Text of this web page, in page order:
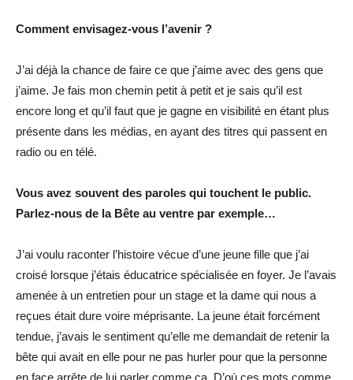
Comment envisagez-vous l’avenir ?
J’ai déjà la chance de faire ce que j’aime avec des gens que
j’aime. Je fais mon chemin petit à petit et je sais qu’il est
encore long et qu’il faut que je gagne en visibilité en étant plus
présente dans les médias, en ayant des titres qui passent en
radio ou en télé.
Vous avez souvent des paroles qui touchent le public.
Parlez-nous de la Bête au ventre par exemple…
J’ai voulu raconter l’histoire vécue d’une jeune fille que j’ai
croisé lorsque j’étais éducatrice spécialisée en foyer. Je l’avais
amenée à un entretien pour un stage et la dame qui nous a
reçues était dure voire méprisante. La jeune était forcément
tendue, j’avais le sentiment qu’elle me demandait de retenir la
bête qui avait en elle pour ne pas hurler pour que la personne
en face arrête de lui parler comme ça. D’où ces mots comme